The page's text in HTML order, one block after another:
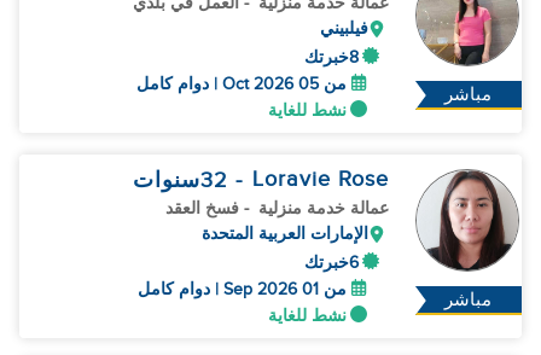
مباشر
فيلبيني
8خبرتك
من 05 Oct 2026 | دوام كامل
نشط للغاية
مباشر
Loravie Rose
- 32 سنوات
عمالة خدمة منزلية - فسخ العقد
الإمارات العربية المتحدة
6خبرتك
من 01 Sep 2026 | دوام كامل
نشط للغاية